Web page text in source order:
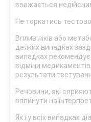
вважається
Не торкатись
Вплив ліків або
деяких випадках
випадках
відміни
результати
Речовини, які
вплинути на
Як і у всіх випадках